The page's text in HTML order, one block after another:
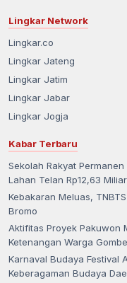
Lingkar Network
Lingkar.co
Lingkar Jateng
Lingkar Jatim
Lingkar Jabar
Lingkar Jogja
Kabar Terbaru
Sekolah Rakyat
Lahan Telan Rp12,63 Miliar
Kebakaran Meluas,
Bromo
Aktifitas Proyek Pakuwon
Ketenangan Warga
Karnaval Budaya Festival
Keberagaman Budaya